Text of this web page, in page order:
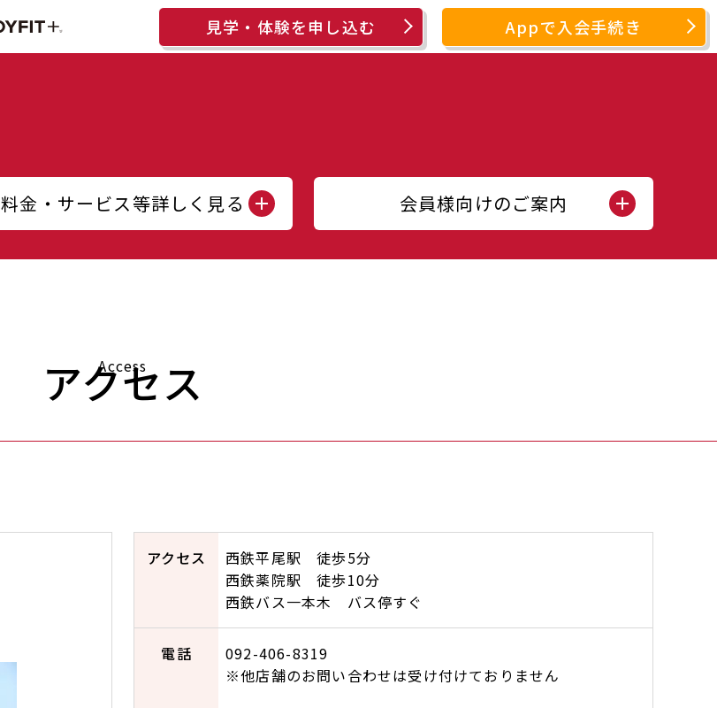
見学・体験を申し込む Appで入会手続き
料金・サービス等詳しく見る 会員様向けのご案内
Access
アクセス
アクセス
西鉄平尾駅 徒歩5分
西鉄薬院駅 徒歩10分
西鉄バス一本木 バス停すぐ
電話
092-406-8319
※他店舗のお問い合わせは受け付けておりません